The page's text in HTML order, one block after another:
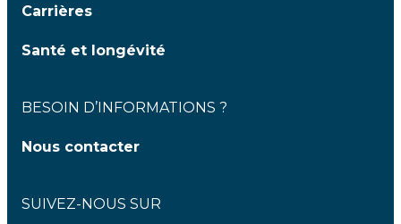
Carrières
Santé et longévité
BESOIN D’INFORMATIONS ?
Nous contacter
SUIVEZ-NOUS SUR